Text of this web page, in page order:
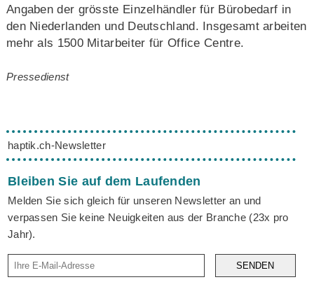
Angaben der grösste Einzelhändler für Bürobedarf in
den Niederlanden und Deutschland. Insgesamt arbeiten
mehr als 1500 Mitarbeiter für Office Centre.
Pressedienst
haptik.ch-Newsletter
Bleiben Sie auf dem Laufenden
Melden Sie sich gleich für unseren Newsletter an und
verpassen Sie keine Neuigkeiten aus der Branche (23x pro
Jahr).
SENDEN